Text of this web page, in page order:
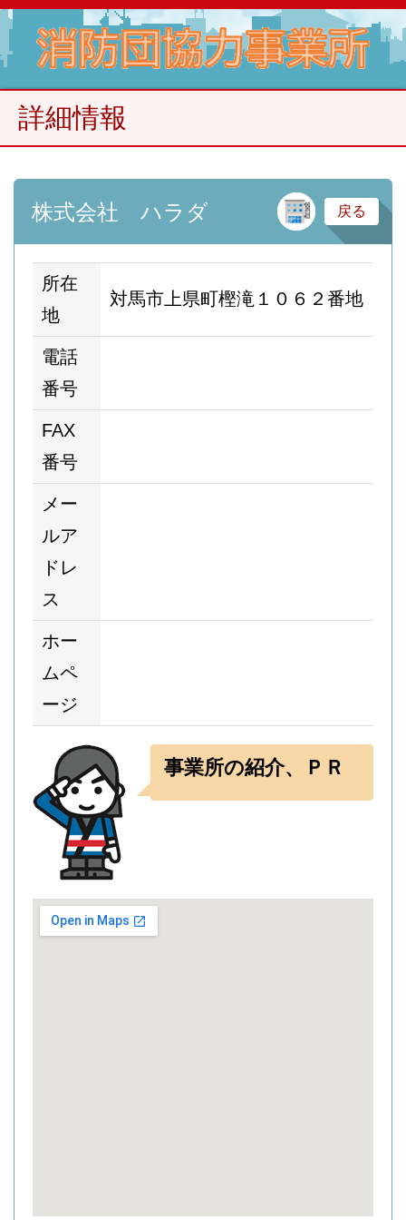
詳細情報
株式会社 ハラダ 建
戻る
所在
地
対馬市上県町樫滝１０６２番地
電話
番号
FAX
番号
メー
ルア
ドレ
ス
ホー
ムペ
ージ
事業所の紹介、ＰＲ